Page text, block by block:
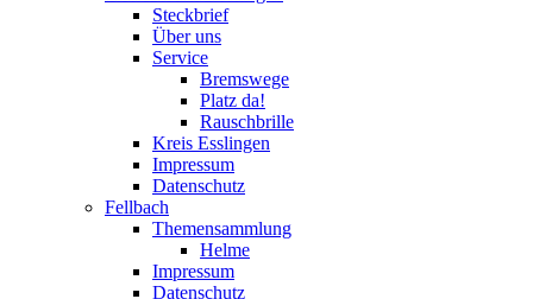
Steckbrief
Über uns
Service
Bremswege
Platz da!
Rauschbrille
Kreis Esslingen
Impressum
Datenschutz
Fellbach
Themensammlung
Helme
Impressum
Datenschutz